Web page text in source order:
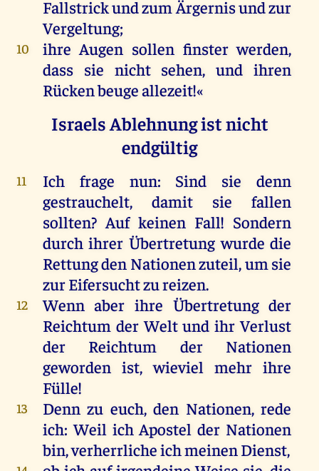
Fallstrickundzum Ärgernisundzur
Vergeltung;
10 ihre Augen sollen finster werden,
dass sie nicht sehen,und ihren
Rückenbeugeallezeit!«
Israels Ablehnung ist nicht
endgültig
11 Ich frage nun: Sind sie
denn
gestrauchelt, damit sie
fallen
sollten? Auf keinen Fall! Sondern
durch ihrer Übertretung wurde die
Rettungden Nationen zuteil,um sie
zurEifersuchtzureizen.
12 Wenn aber ihre Übertretung der
Reichtum der Welt und ihr Verlust
der
Reichtum derNationen
geworden ist,wieviel mehr ihre
Fülle!
13 Denn zu euch,den Nationen,rede
ich:Weil ich Apostel der Nationen
bin, verherrlicheichmeinenDienst,